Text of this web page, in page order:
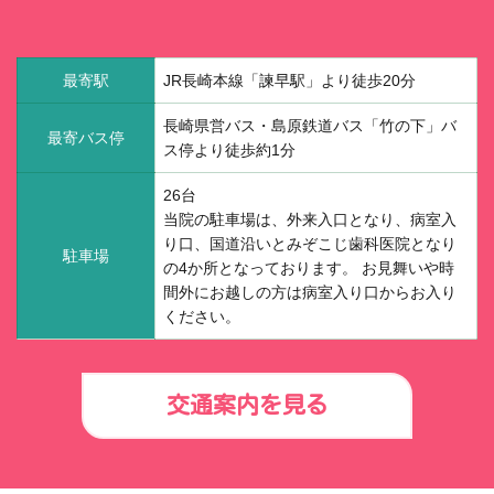
最寄駅 JR長崎本線「諫早駅」より徒歩20分
最寄バス停
長崎県営バス・島原鉄道バス「竹の下」バ
ス停より徒歩約1分
駐車場
26台
当院の駐車場は、外来入口となり、病室入
り口、国道沿いとみぞこじ歯科医院となり
の4か所となっております。 お見舞いや時
間外にお越しの方は病室入り口からお入り
ください。
交通案内を見る